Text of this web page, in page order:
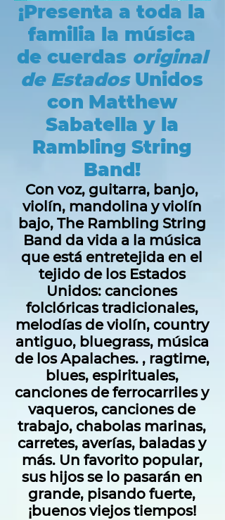
¡Presenta a toda la
familia la música
de cuerdas original
de EstadosUnidos
con Matthew
Sabatella y la
Rambling String
Band!
Con voz, guitarra, banjo,
violín, mandolina y violín
bajo, The Rambling String
Band da vida a la música
que está entretejida en el
tejido de los Estados
Unidos: canciones
folclóricas tradicionales,
melodías de violín, country
antiguo, bluegrass, música
de los Apalaches. , ragtime,
blues, espirituales,
canciones de ferrocarriles y
vaqueros, canciones de
trabajo, chabolas marinas,
carretes, averías, baladas y
más. Un favorito popular,
sus hijos se lo pasarán en
grande, pisando fuerte,
¡buenos viejos tiempos!